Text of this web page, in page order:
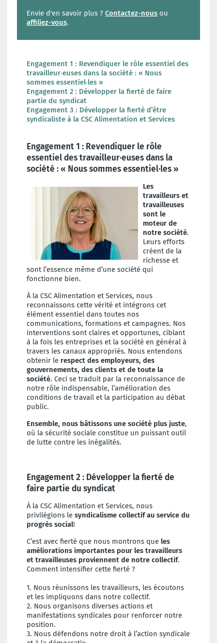
Envie d'en savoir plus ? Contactez-nous ou
affiliez-vous.
Engagement 1 : Revendiquer le rôle essentiel des
travailleur·euses dans la société : « Nous
sommes essentiel·les »
Engagement 2 : Développer la fierté de faire
partie du syndicat
Engagement 3 : Développer la fierté d’être
syndicaliste à la CSC Alimentation et Services
Engagement 1 : Revendiquer le rôle
essentiel des travailleur·euses dans la
société : « Nous sommes essentiel·les »
Les
travailleurs et
travailleuses
sont le
moteur de
notre société.
Leurs efforts
créent de la
richesse et
sont l’essence même d’une société qui
fonctionne bien.
À la CSC Alimentation et Services, nous
reconnaissons cette vérité et intégrons cet
élément essentiel dans toutes nos
communications, formations et campagnes. Nos
interventions sont claires et opportunes, ciblant
à la fois les entreprises et la société en général à
travers les canaux appropriés. Nous entendons
obtenir le respect des employeurs, des
gouvernements, des clients et de toute la
société. Ceci se traduit par la reconnaissance de
notre rôle indispensable, l’amélioration des
conditions de travail et la participation au débat
public.
Ensemble, nous bâtissons une société plus juste,
où la sécurité sociale constitue un puissant outil
de lutte contre les inégalités.
Engagement 2 : Développer la fierté de
faire partie du syndicat
À la CSC Alimentation et Services, nous
privilégions le syndicalisme collectif au service du
progrès social!
C’est avec fierté que nous montrons que les
améliorations importantes pour les travailleurs
et travailleuses proviennent de notre collectif.
Comment intensifier cette fierté ?
1. Nous réunissons les travailleurs, les écoutons
et les impliquons dans notre collectif.
2. Nous organisons diverses actions et
manifestations syndicales pour renforcer notre
position.
3. Nous défendons notre droit à l’action syndicale